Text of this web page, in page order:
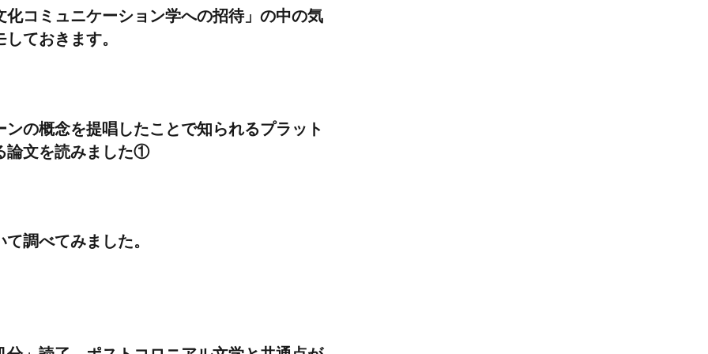
化コミュニケーション学への招待」の中の気
ておきます。
ンの概念を提唱したことで知られるプラット
論文を読みました①
調べてみました。